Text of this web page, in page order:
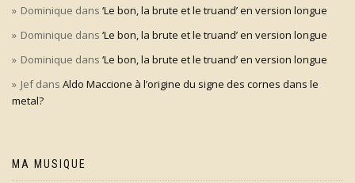
Dominique dans ‘Le bon, la brute et le truand’ en version longue
Dominique dans ‘Le bon, la brute et le truand’ en version longue
Dominique dans ‘Le bon, la brute et le truand’ en version longue
Jefdans Aldo Maccione à l’origine du signe des cornes dans le
metal?
MA MUSIQUE